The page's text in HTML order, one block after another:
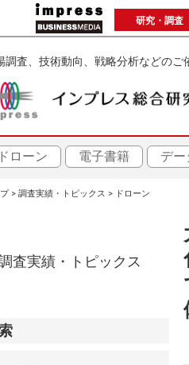
研究・調査
調査、技術動向、戦略分析などの
ドローン 電子書籍 デ
調査実績・トピックス ドローン
査実績・トピックス